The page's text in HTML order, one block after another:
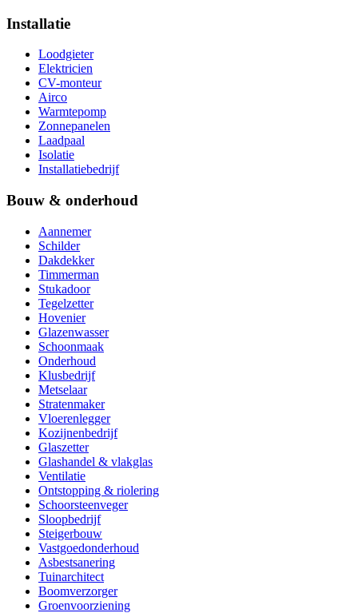
Installatie
Loodgieter
Elektricien
CV-monteur
Airco
Warmtepomp
Zonnepanelen
Laadpaal
Isolatie
Installatiebedrijf
Bouw & onderhoud
Aannemer
Schilder
Dakdekker
Timmerman
Stukadoor
Tegelzetter
Hovenier
Glazenwasser
Schoonmaak
Onderhoud
Klusbedrijf
Metselaar
Stratenmaker
Vloerenlegger
Kozijnenbedrijf
Glaszetter
Glashandel & vlakglas
Ventilatie
Ontstopping & riolering
Schoorsteenveger
Sloopbedrijf
Steigerbouw
Vastgoedonderhoud
Asbestsanering
Tuinarchitect
Boomverzorger
Groenvoorziening